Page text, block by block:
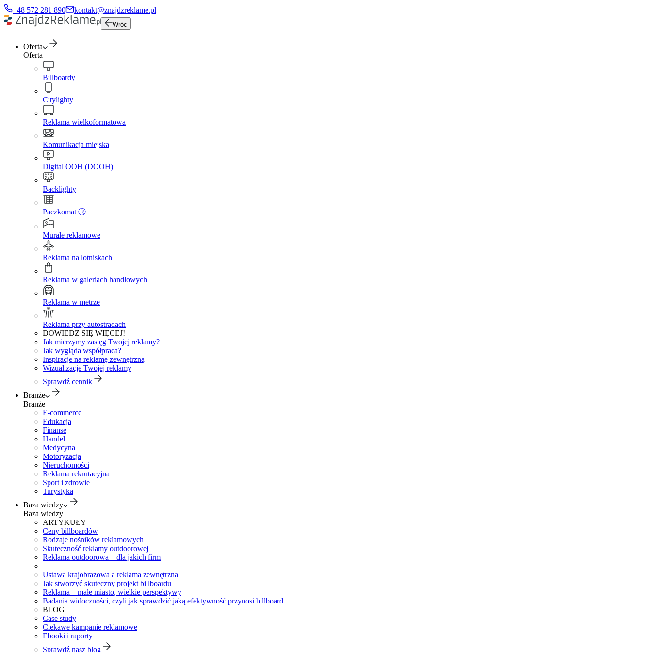
+48 572 281 890 kontakt@znajdzreklame.pl
Wróc
Oferta
Oferta
Billboardy
Citylighty
Reklama wielkoformatowa
Komunikacja miejska
Digital OOH (DOOH)
Backlighty
Paczkomat Ⓡ
Murale reklamowe
Reklama na lotniskach
Reklama w galeriach handlowych
Reklama w metrze
Reklama przy autostradach
DOWIEDZ SIĘ WIĘCEJ!
Jak mierzymy zasięg Twojej reklamy?
Jak wygląda współpraca?
Inspiracje na reklamę zewnętrzną
Wizualizacje Twojej reklamy
Sprawdź cennik
Branże
Branże
E-commerce
Edukacja
Finanse
Handel
Medycyna
Motoryzacja
Nieruchomości
Reklama rekrutacyjna
Sport i zdrowie
Turystyka
Baza wiedzy
Baza wiedzy
ARTYKUŁY
Ceny billboardów
Rodzaje nośników reklamowych
Skuteczność reklamy outdoorowej
Reklama outdoorowa – dla jakich firm
Ustawa krajobrazowa a reklama zewnętrzna
Jak stworzyć skuteczny projekt billboardu
Reklama – małe miasto, wielkie perspektywy
Badania widoczności, czyli jak sprawdzić jaką efektywność przynosi billboard
BLOG
Case study
Ciekawe kampanie reklamowe
Ebooki i raporty
Sprawdź nasz blog